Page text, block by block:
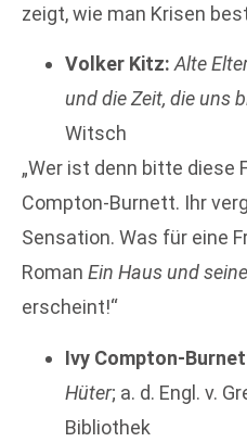
zeigt, wie man Krisen
Volker Kitz: Alte
und die Zeit, die uns
Witsch
„Wer ist denn bitte diese
Compton-Burnett. Ihr
Sensation. Was für eine
Roman Ein Haus und
erscheint!“
Ivy Compton-
Hüter; a. d. Engl. v.
Bibliothek